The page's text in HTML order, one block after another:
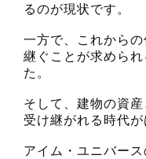
るのが現状です。
一方で、これから
継ぐことが求めら
た。
そして、建物の資
受け継がれる時代が
アイム・ユニバー